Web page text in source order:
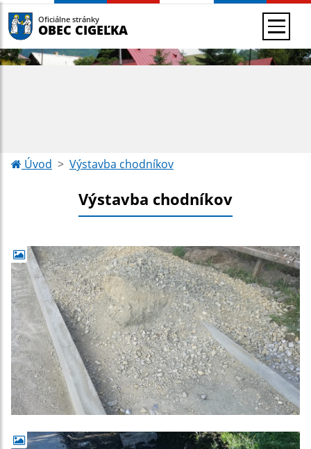
Oficiálne stránky
OBEC CIGEĽKA
Úvod Výstavba chodníkov
Výstavba chodníkov